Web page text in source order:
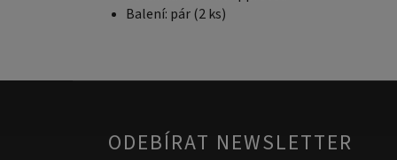
Balení: pár (2 ks)
ODEBÍRAT NEWSLETTER